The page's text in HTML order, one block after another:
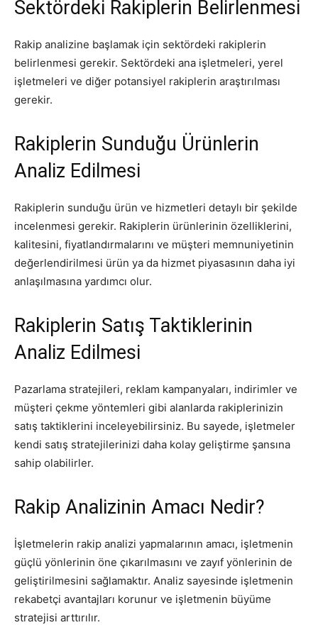
Sektördeki Rakiplerin Belirlenmesi
Rakip analizine başlamak için sektördeki rakiplerin
belirlenmesi gerekir. Sektördeki ana işletmeleri, yerel
işletmeleri ve diğer potansiyel rakiplerin araştırılması
gerekir.
Rakiplerin Sunduğu Ürünlerin
Analiz Edilmesi
Rakiplerin sunduğu ürün ve hizmetleri detaylı bir şekilde
incelenmesi gerekir. Rakiplerin ürünlerinin özelliklerini,
kalitesini, fiyatlandırmalarını ve müşteri memnuniyetinin
değerlendirilmesi ürün ya da hizmet piyasasının daha iyi
anlaşılmasına yardımcı olur.
Rakiplerin Satış Taktiklerinin
Analiz Edilmesi
Pazarlama stratejileri, reklam kampanyaları, indirimler ve
müşteri çekme yöntemleri gibi alanlarda rakiplerinizin
satış taktiklerini inceleyebilirsiniz. Bu sayede, işletmeler
kendi satış stratejilerinizi daha kolay geliştirme şansına
sahip olabilirler.
Rakip Analizinin Amacı Nedir?
İşletmelerin rakip analizi yapmalarının amacı, işletmenin
güçlü yönlerinin öne çıkarılmasını ve zayıf yönlerinin de
geliştirilmesini sağlamaktır. Analiz sayesinde işletmenin
rekabetçi avantajları korunur ve işletmenin büyüme
stratejisi arttırılır.